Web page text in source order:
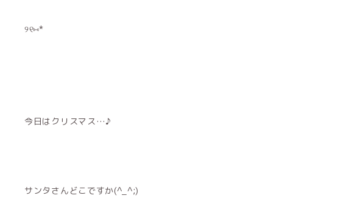
୨୧⑅*
今日はクリスマス…♪
サンタさんどこですか(^_^;)